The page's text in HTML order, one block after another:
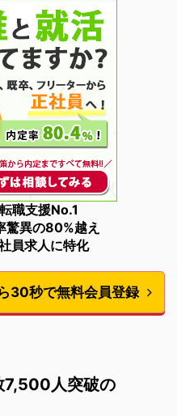
職支援No.1
驚異の80%越え
員求人に特化
30秒で無料会員登録
7,500人突破の